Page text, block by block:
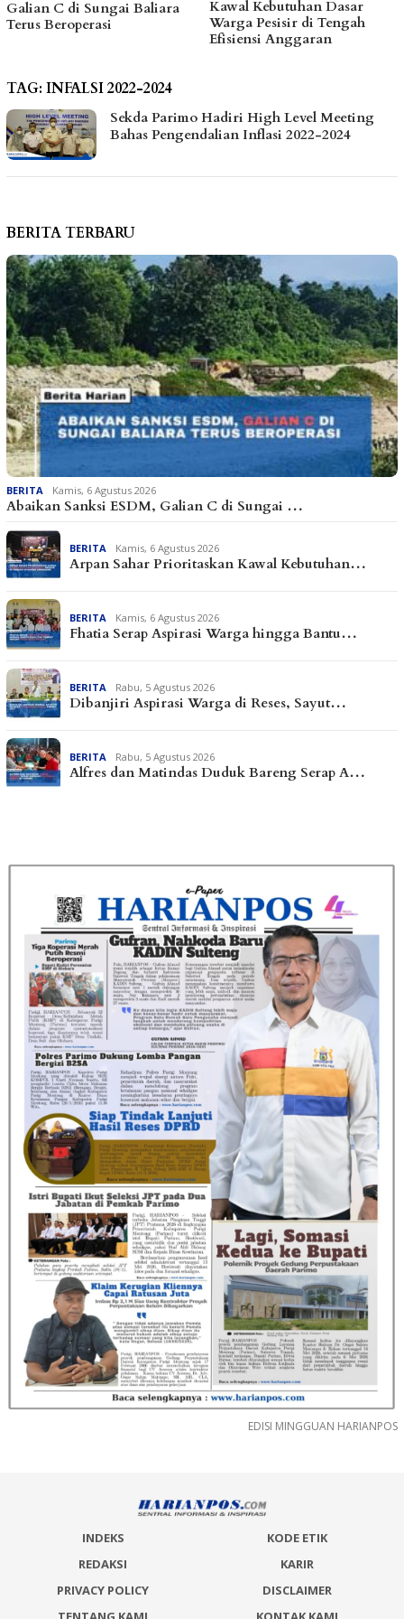
Galian C di Sungai Baliara
Terus Beroperasi
Kawal Kebutuhan Dasar
Warga Pesisir di Tengah
Efisiensi Anggaran
TAG: INFALSI 2022-2024
Sekda Parimo Hadiri High Level Meeting
Bahas Pengendalian Inflasi 2022-2024
BERITA TERBARU
BERITA Kamis, 6 Agustus 2026
Abaikan Sanksi ESDM, Galian C di Sungai …
BERITA Kamis, 6 Agustus 2026
Arpan Sahar Prioritaskan Kawal Kebutuhan…
BERITA Kamis, 6 Agustus 2026
Fhatia Serap Aspirasi Warga hingga Bantu…
BERITA Rabu, 5 Agustus 2026
Dibanjiri Aspirasi Warga di Reses, Sayut…
BERITA Rabu, 5 Agustus 2026
Alfres dan Matindas Duduk Bareng Serap A…
EDISI MINGGUAN HARIANPOS
INDEKS
KODE ETIK
REDAKSI
KARIR
PRIVACY POLICY
DISCLAIMER